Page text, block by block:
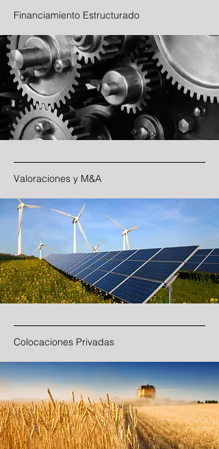
Financiamiento Estructurado
Valoraciones y M&A
Colocaciones Privadas